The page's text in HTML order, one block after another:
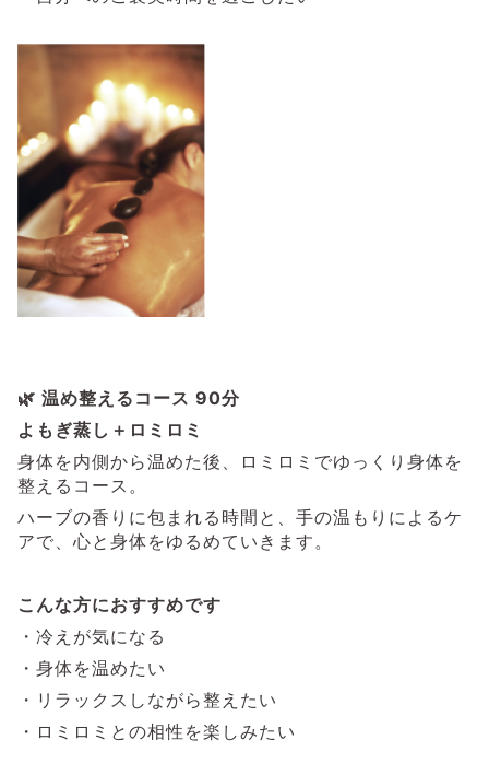
🌿 温め整えるコース 90分
よもぎ蒸し＋ロミロミ
身体を内側から温めた後、ロミロミでゆっくり身体を
整えるコース。
ハーブの香りに包まれる時間と、手の温もりによるケ
アで、心と身体をゆるめていきます。
こんな方におすすめです
・冷えが気になる
・身体を温めたい
・リラックスしながら整えたい
・ロミロミとの相性を楽しみたい